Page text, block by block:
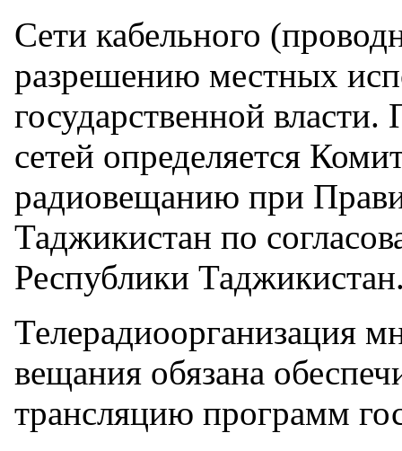
Сети кабельного
разрешению местных
государственной
сетей определяется
радиовещанию при
Таджикистан по
Республики
Телерадиоорганизация
вещания обязана
трансляцию программ